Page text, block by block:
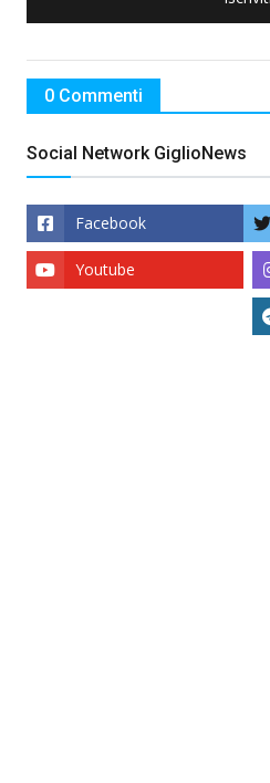
0 Commenti
Social Network GiglioNews
Facebook
Youtube